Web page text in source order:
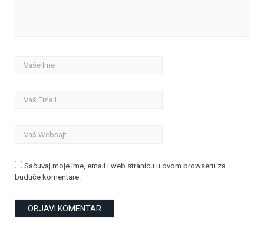
Sačuvaj moje ime, email i web stranicu u ovom browseru za
buduće komentare.